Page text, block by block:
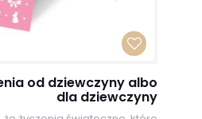
od dziewczyny albo
dla dziewczyny